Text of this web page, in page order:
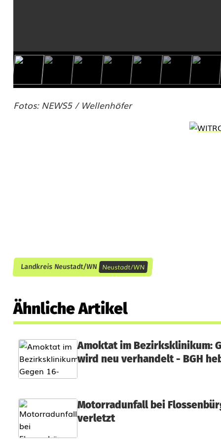
Fotos: NEWS5 / Wellenhöfer
Landkreis Neustadt/WN Neustadt/WN
Ähnliche Artikel
Amoktat im Bezirksklinikum:
wird neu verhandelt - BGH
Motorradunfall bei
verletzt